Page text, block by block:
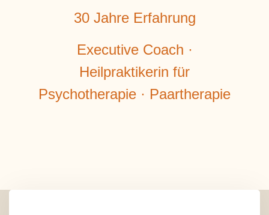
30 Jahre Erfahrung
Executive Coach ·
Heilpraktikerin für
Psychotherapie · Paartherapie